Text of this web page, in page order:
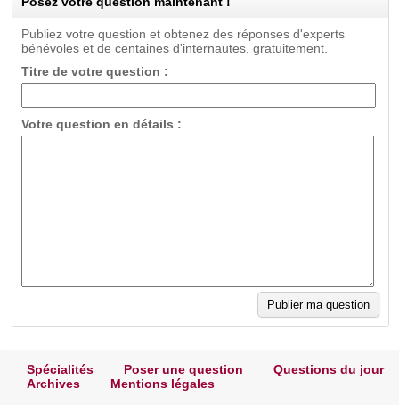
Publiez votre question et obtenez des réponses d'experts
bénévoles et de centaines d'internautes, gratuitement.
Titre de votre question :
Votre question en détails :
Spécialités Poser une question
Questions du jour
Archives
Mentions légales